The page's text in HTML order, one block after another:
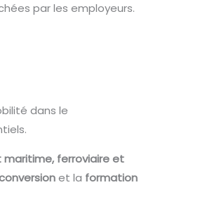
par les employeurs.
dans le
ferroviaire et
et la formation